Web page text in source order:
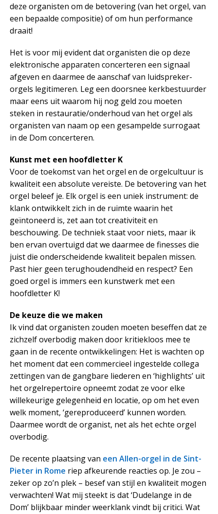
deze organisten om de betovering (van het orgel, van
een bepaalde compositie) of om hun performance
draait!
Het is voor mij evident dat organisten die op deze
elektronische apparaten concerteren een signaal
afgeven en daarmee de aanschaf van luidspreker-
orgels legitimeren. Leg een doorsnee kerkbestuurder
maar eens uit waarom hij nog geld zou moeten
steken in restauratie/onderhoud van het orgel als
organisten van naam op een gesampelde surrogaat
in de Dom concerteren.
Kunst met een hoofdletter K
Voor de toekomst van het orgel en de orgelcultuur is
kwaliteit een absolute vereiste. De betovering van het
orgel beleef je. Elk orgel is een uniek instrument: de
klank ontwikkelt zich in de ruimte waarin het
geïntoneerd is, zet aan tot creativiteit en
beschouwing. De techniek staat voor niets, maar ik
ben ervan overtuigd dat we daarmee de finesses die
juist die onderscheidende kwaliteit bepalen missen.
Past hier geen terughoudendheid en respect? Een
goed orgel is immers een kunstwerk met een
hoofdletter K!
De keuze die we maken
Ik vind dat organisten zouden moeten beseffen dat ze
zichzelf overbodig maken door kritiekloos mee te
gaan in de recente ontwikkelingen: Het is wachten op
het moment dat een commercieel ingestelde collega
zettingen van de gangbare liederen en ‘highlights’ uit
het orgelrepertoire opneemt zodat ze voor elke
willekeurige gelegenheid en locatie, op om het even
welk moment, ‘gereproduceerd’ kunnen worden.
Daarmee wordt de organist, net als het echte orgel
overbodig.
De recente plaatsing van een Allen-orgel in de Sint-
Pieter in Rome riep afkeurende reacties op. Je zou –
zeker op zo’n plek – besef van stijl en kwaliteit mogen
verwachten! Wat mij steekt is dat ‘Dudelange in de
Dom’ blijkbaar minder weerklank vindt bij critici. Wat